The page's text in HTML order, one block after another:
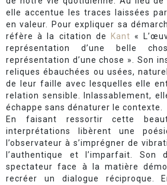
elle accentue les traces laissées
en valeur. Pour expliquer sa
réfère à la citation de
Kant «
représentation d’une belle
représentation d’une chose ». Son
reliques ébauchées ou usées,
de leur faille avec lesquelles elle
relation sensible. Inlassablement,
échappe sans dénaturer le contexte.
En faisant ressortir cette
interprétations libèrent une
l’observateur à s’imprégner de
l’authentique et l’imparfait. Son
spectateur face à la matière
recréer un dialogue réciproque.